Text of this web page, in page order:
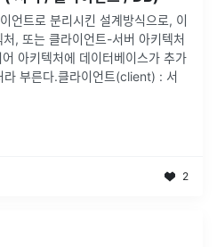
언트로 분리시킨 설계방식으로, 이
, 또는 클라이언트-서버 아키텍처
아키텍처에 데이터베이스가 추가
부른다.클라이언트(client) : 서
2